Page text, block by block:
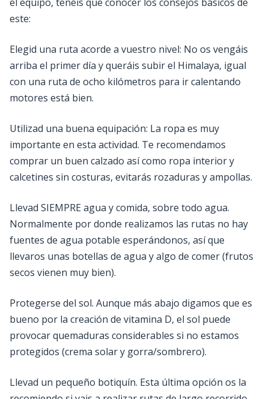
el equipo, tenéis que conocer los consejos básicos de
este:
Elegid una ruta acorde a vuestro nivel: No os vengáis
arriba el primer día y queráis subir el Himalaya, igual
con una ruta de ocho kilómetros para ir calentando
motores está bien.
Utilizad una buena equipación: La ropa es muy
importante en esta actividad. Te recomendamos
comprar un buen calzado así como ropa interior y
calcetines sin costuras, evitarás rozaduras y ampollas.
Llevad SIEMPRE agua y comida, sobre todo agua.
Normalmente por donde realizamos las rutas no hay
fuentes de agua potable esperándonos, así que
llevaros unas botellas de agua y algo de comer (frutos
secos vienen muy bien).
Protegerse del sol. Aunque más abajo digamos que es
bueno por la creación de vitamina D, el sol puede
provocar quemaduras considerables si no estamos
protegidos (crema solar y gorra/sombrero).
Llevad un pequeño botiquín. Esta última opción os la